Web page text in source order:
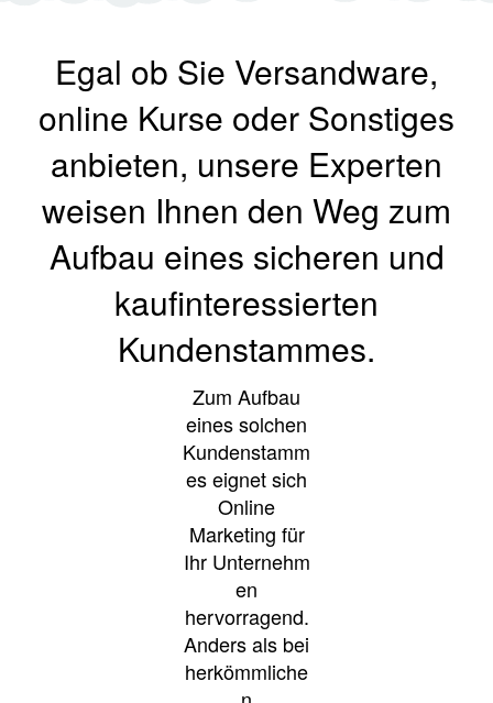
Egal ob Sie Versandware,
online Kurse oder Sonstiges
anbieten, unsere Experten
weisen Ihnen den Weg zum
Aufbau eines sicheren und
kaufinteressierten
Kundenstammes.
Zum Aufbau
eines solchen
Kundenstamm
es eignet sich
Online
Marketing für
Ihr Unternehm
en
hervorragend.
Anders als bei
herkömmliche